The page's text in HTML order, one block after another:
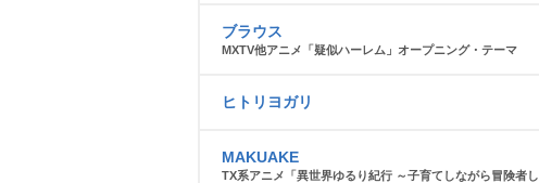
ブラウス
MXTV他アニメ「疑似ハーレム」オープニング・テーマ
ヒトリヨガリ
MAKUAKE
TX系アニメ「異世界ゆるり紀行 ～子育てしながら冒険者し